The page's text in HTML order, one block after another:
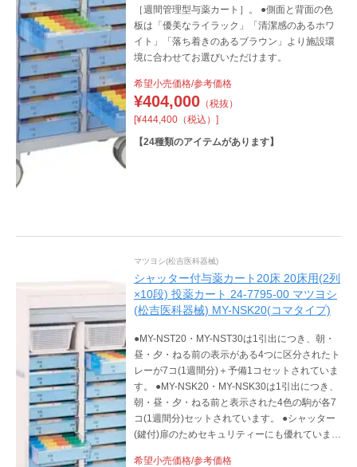
［週間管理型与薬カート］。 ●側面と背面の色
板は「優美なライラック」「清潔感のあるホワ
イト」「落ち着きのあるブラウン」より施設環
境に合わせてお選びいただけます。
希望小売価格/参考価格
¥404,000（税抜）
[¥444,400（税込）]
【24種類のアイテムがあります】
マツヨシ(松吉医科器械)
シャッター付与薬カート20床 20床用(2列
×10段) 投薬カート 24-7795-00 マツヨシ
(松吉医科器械) MY-NSK20(コマタイプ)
●MY-NST20・MY-NST30は1引出につき、朝・
昼・夕・ねる前の表示がある4つに区分されたト
レーが7コ(1週間分)＋予備1コセットされていま
す。 ●MY-NSK20・MY-NSK30は1引出につき、
朝・昼・夕・ねる前と表示された4色の駒が各7
コ(1週間分)セットされています。 ●シャッター
(鍵付)扉のためセキュリティーにも優れていま
希望小売価格/参考価格